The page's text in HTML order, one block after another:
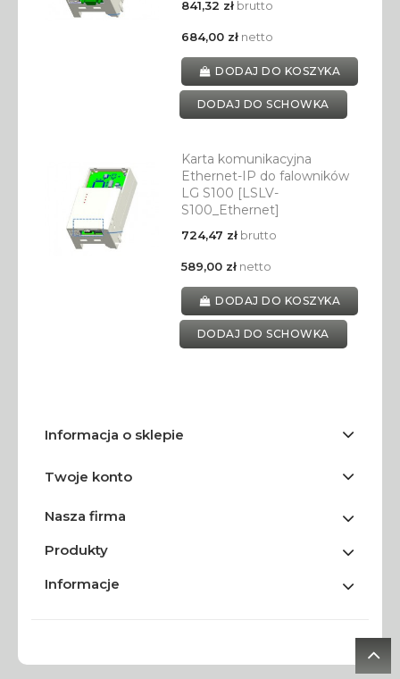
841,32 złbrutto
684,00 złnetto
DODAJ DO KOSZYKA
DODAJ DO SCHOWKA
Karta komunikacyjna
Ethernet-IP do falowników
LG S100 [LSLV-
S100_Ethernet]
724,47 złbrutto
589,00 złnetto
DODAJ DO KOSZYKA
DODAJ DO SCHOWKA
Informacja o sklepie
Twoje konto
Nasza firma
Produkty
Informacje